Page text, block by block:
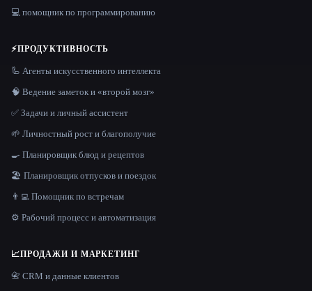
💻 помощник по программированию
⚡ПРОДУКТИВНОСТЬ
🦾 Агенты искусственного интеллекта
🧠 Ведение заметок и «второй мозг»
✅ Задачи и личный ассистент
🌱 Личностный рост и благополучие
🍳 Планировщик блюд и рецептов
🏖 Планировщик отпусков и поездок
👨‍💻 Помощник по встречам
⚙️ Рабочий процесс и автоматизация
📈ПРОДАЖИ И МАРКЕТИНГ
📇 CRM и данные клиентов